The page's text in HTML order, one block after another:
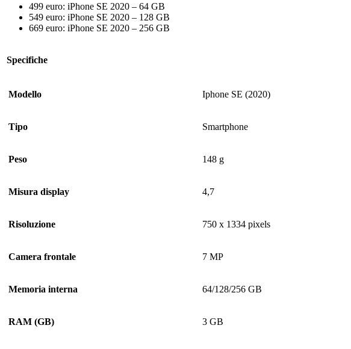
499 euro: iPhone SE 2020 – 64 GB
549 euro: iPhone SE 2020 – 128 GB
669 euro: iPhone SE 2020 – 256 GB
Specifiche
Modello Iphone SE (2020)
Tipo Smartphone
Peso 148 g
Misura display 4,7
Risoluzione 750 x 1334 pixels
Camera frontale 7 MP
Memoria interna 64/128/256 GB
RAM (GB) 3 GB